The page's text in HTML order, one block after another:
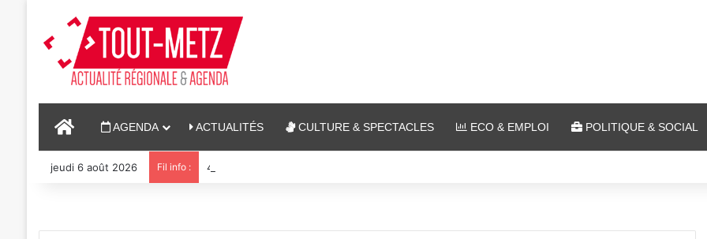
ACCUEILAGENDA ACTUALITÉS CULTURE & SPECTACLES ECO & EMPLOI POLITIQUE & SOCIAL
jeudi 6 août 2026 Fil info : 4 soirées concerts prévues à Ars-sur-Moselle du 7 au 28 août 2026